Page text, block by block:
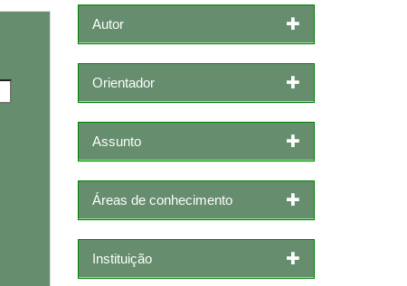
Autor
Orientador
Assunto
Áreas de conhecimento
Instituição